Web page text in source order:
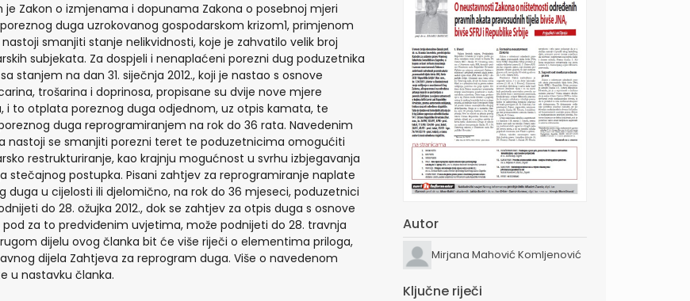
je Zakon o izmjenama i dopunama Zakona o posebnoj mjeri
duga uzrokovanog gospodarskom krizom1, primjenom
smanjiti stanje nelikvidnosti, koje je zahvatilo velik broj
subjekata. Za dospjeli i nenaplaćeni porezni dug poduzetnika
stanjem na dan 31. siječnja 2012., koji je nastao s osnove
trošarina i doprinosa, propisane su dvije nove mjere
i to otplata poreznog duga odjednom, uz otpis kamata, te
duga reprogramiranjem na rok do 36 rata. Navedenim
nastoji se smanjiti porezni teret te poduzetnicima omogućiti
restrukturiranje, kao krajnju mogućnost u svrhu izbjegavanja
stečajnog postupka. Pisani zahtjev za reprogramiranje naplate
duga u cijelosti ili djelomično, na rok do 36 mjeseci, poduzetnici
do 28. ožujka 2012., dok se zahtjev za otpis duga s osnove
za to predviđenim uvjetima, može podnijeti do 28. travnja
dijelu ovog članka bit će više riječi o elementima priloga,
dijela Zahtjeva za reprogram duga. Više o navedenom
u nastavku članka.
Autor
Mirjana Mahović Komljenović
Ključne riječi